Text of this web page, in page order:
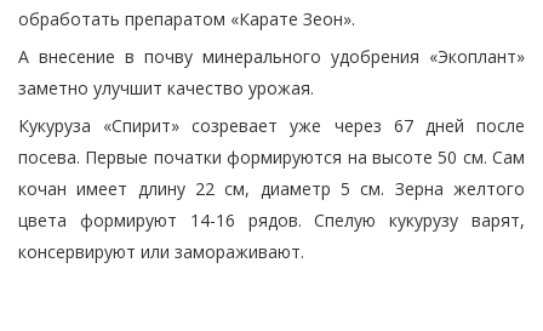
обработать препаратом «Карате Зеон».
А внесение в почву минерального удобрения «Экоплант»
заметно улучшит качество урожая.
Кукуруза «Спирит» созревает уже через 67 дней после
посева. Первые початки формируются на высоте 50 см. Сам
кочан имеет длину 22 см, диаметр 5 см. Зерна желтого
цвета формируют 14-16 рядов. Спелую кукурузу варят,
консервируют или замораживают.